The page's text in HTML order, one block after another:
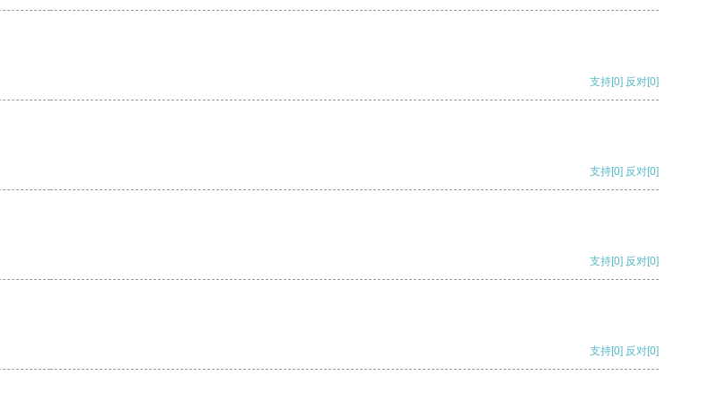
支持[0] 反对[0]
支持[0] 反对[0]
支持[0] 反对[0]
支持[0] 反对[0]